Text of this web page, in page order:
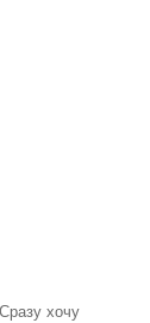
хочу